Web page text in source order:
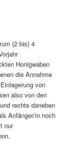
(2 bis) 4
Honigwaben
die Annahme
von
also von den
rechts daneben
Anfänger/in noch
nur